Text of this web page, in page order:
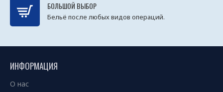
БОЛЬШОЙ ВЫБОР
Бельё после любых видов операций.
ИНФОРМАЦИЯ
О нас